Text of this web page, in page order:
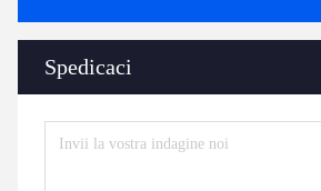
Spedicaci